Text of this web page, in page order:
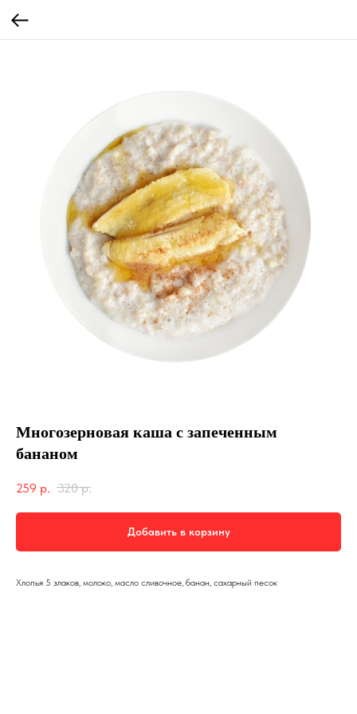
Многозерновая каша с запеченным
бананом
259 р. 320 р.
Добавить в корзину
Хлопья 5 злаков, молоко, масло сливочное, банан, сахарный песок